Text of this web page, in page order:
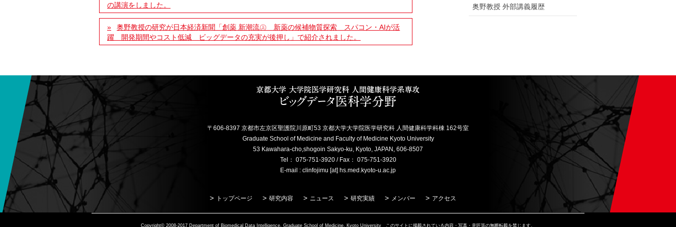
の講演をしました。
奥野教授の研究が日本経済新聞「創薬 新潮流㊤ 新薬の候補物質探索 スパコン・AIが活
躍 開発期間やコスト低減 ビッグデータの充実が後押し」で紹介されました。
奥野教授 外部講義履歴
〒606-8397 京都市左京区聖護院川原町53 京都大学大学院医学研究科 人間健康科学科棟 162号室
Graduate School of Medicine and Faculty of Medicine Kyoto University
53 Kawahara-cho,shogoin Sakyo-ku, Kyoto, JAPAN, 606-8507
Tel： 075-751-3920 / Fax： 075-751-3920
E-mail : clinfojimu [at] hs.med.kyoto-u.ac.jp
トップページ 研究内容 ニュース 研究実績 メンバー アクセス
Copyright© 2008-2017 Department of Biomedical Data Intelligence, Graduate School of Medicine, Kyoto University このサイトに掲載されている内容・写真・意匠等の無断転載を禁じます。